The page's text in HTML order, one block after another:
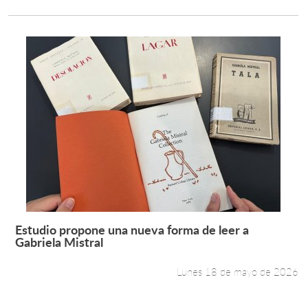
English
Leer más +
Estudio propone una nueva forma de leer a
Gabriela Mistral
Lunes 18 de mayo de 2026